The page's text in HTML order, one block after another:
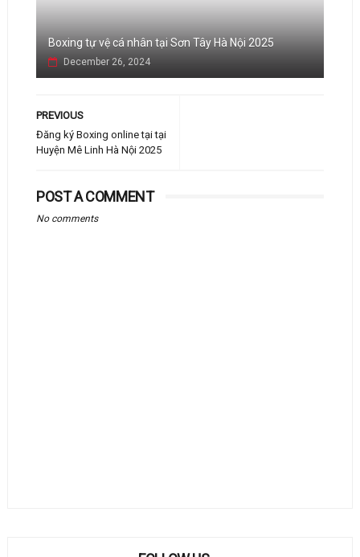
Boxing tự vệ cá nhân tại Sơn Tây Hà Nội 2025
December 26, 2024
PREVIOUS
Đăng ký Boxing online tại tại
Huyện Mê Linh Hà Nội 2025
POST A COMMENT
No comments